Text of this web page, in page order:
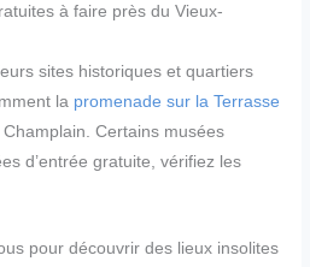
à faire près du Vieux-
sites historiques et quartiers
la promenade sur la Terrasse
Certains musées
d’entrée gratuite, vérifiez les
pour découvrir des lieux insolites